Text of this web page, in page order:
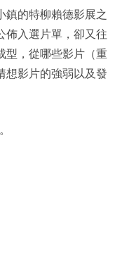
鎮的特柳賴德影展之
佈入選片單，卻又往
型，從哪些影片（重
想影片的強弱以及發